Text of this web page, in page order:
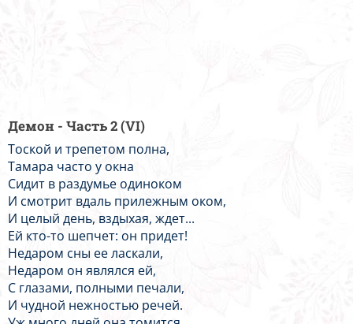
Демон - Часть 2 (VI)
Тоской и трепетом полна,
Тамара часто у окна
Сидит в раздумье одиноком
И смотрит вдаль прилежным оком,
И целый день, вздыхая, ждет...
Ей кто-то шепчет: он придет!
Недаром сны ее ласкали,
Недаром он являлся ей,
С глазами, полными печали,
И чудной нежностью речей.